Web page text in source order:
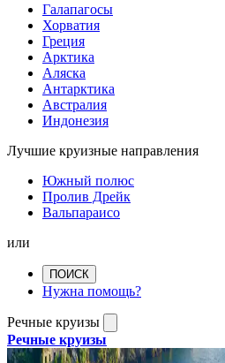
Галапагосы
Хорватия
Греция
Арктика
Аляска
Антарктика
Австралия
Индонезия
Лучшие круизные направления
Южный полюс
Пролив Дрейк
Вальпараисо
или
ПОИСК
Нужна помощь?
Речные круизы
Речные круизы